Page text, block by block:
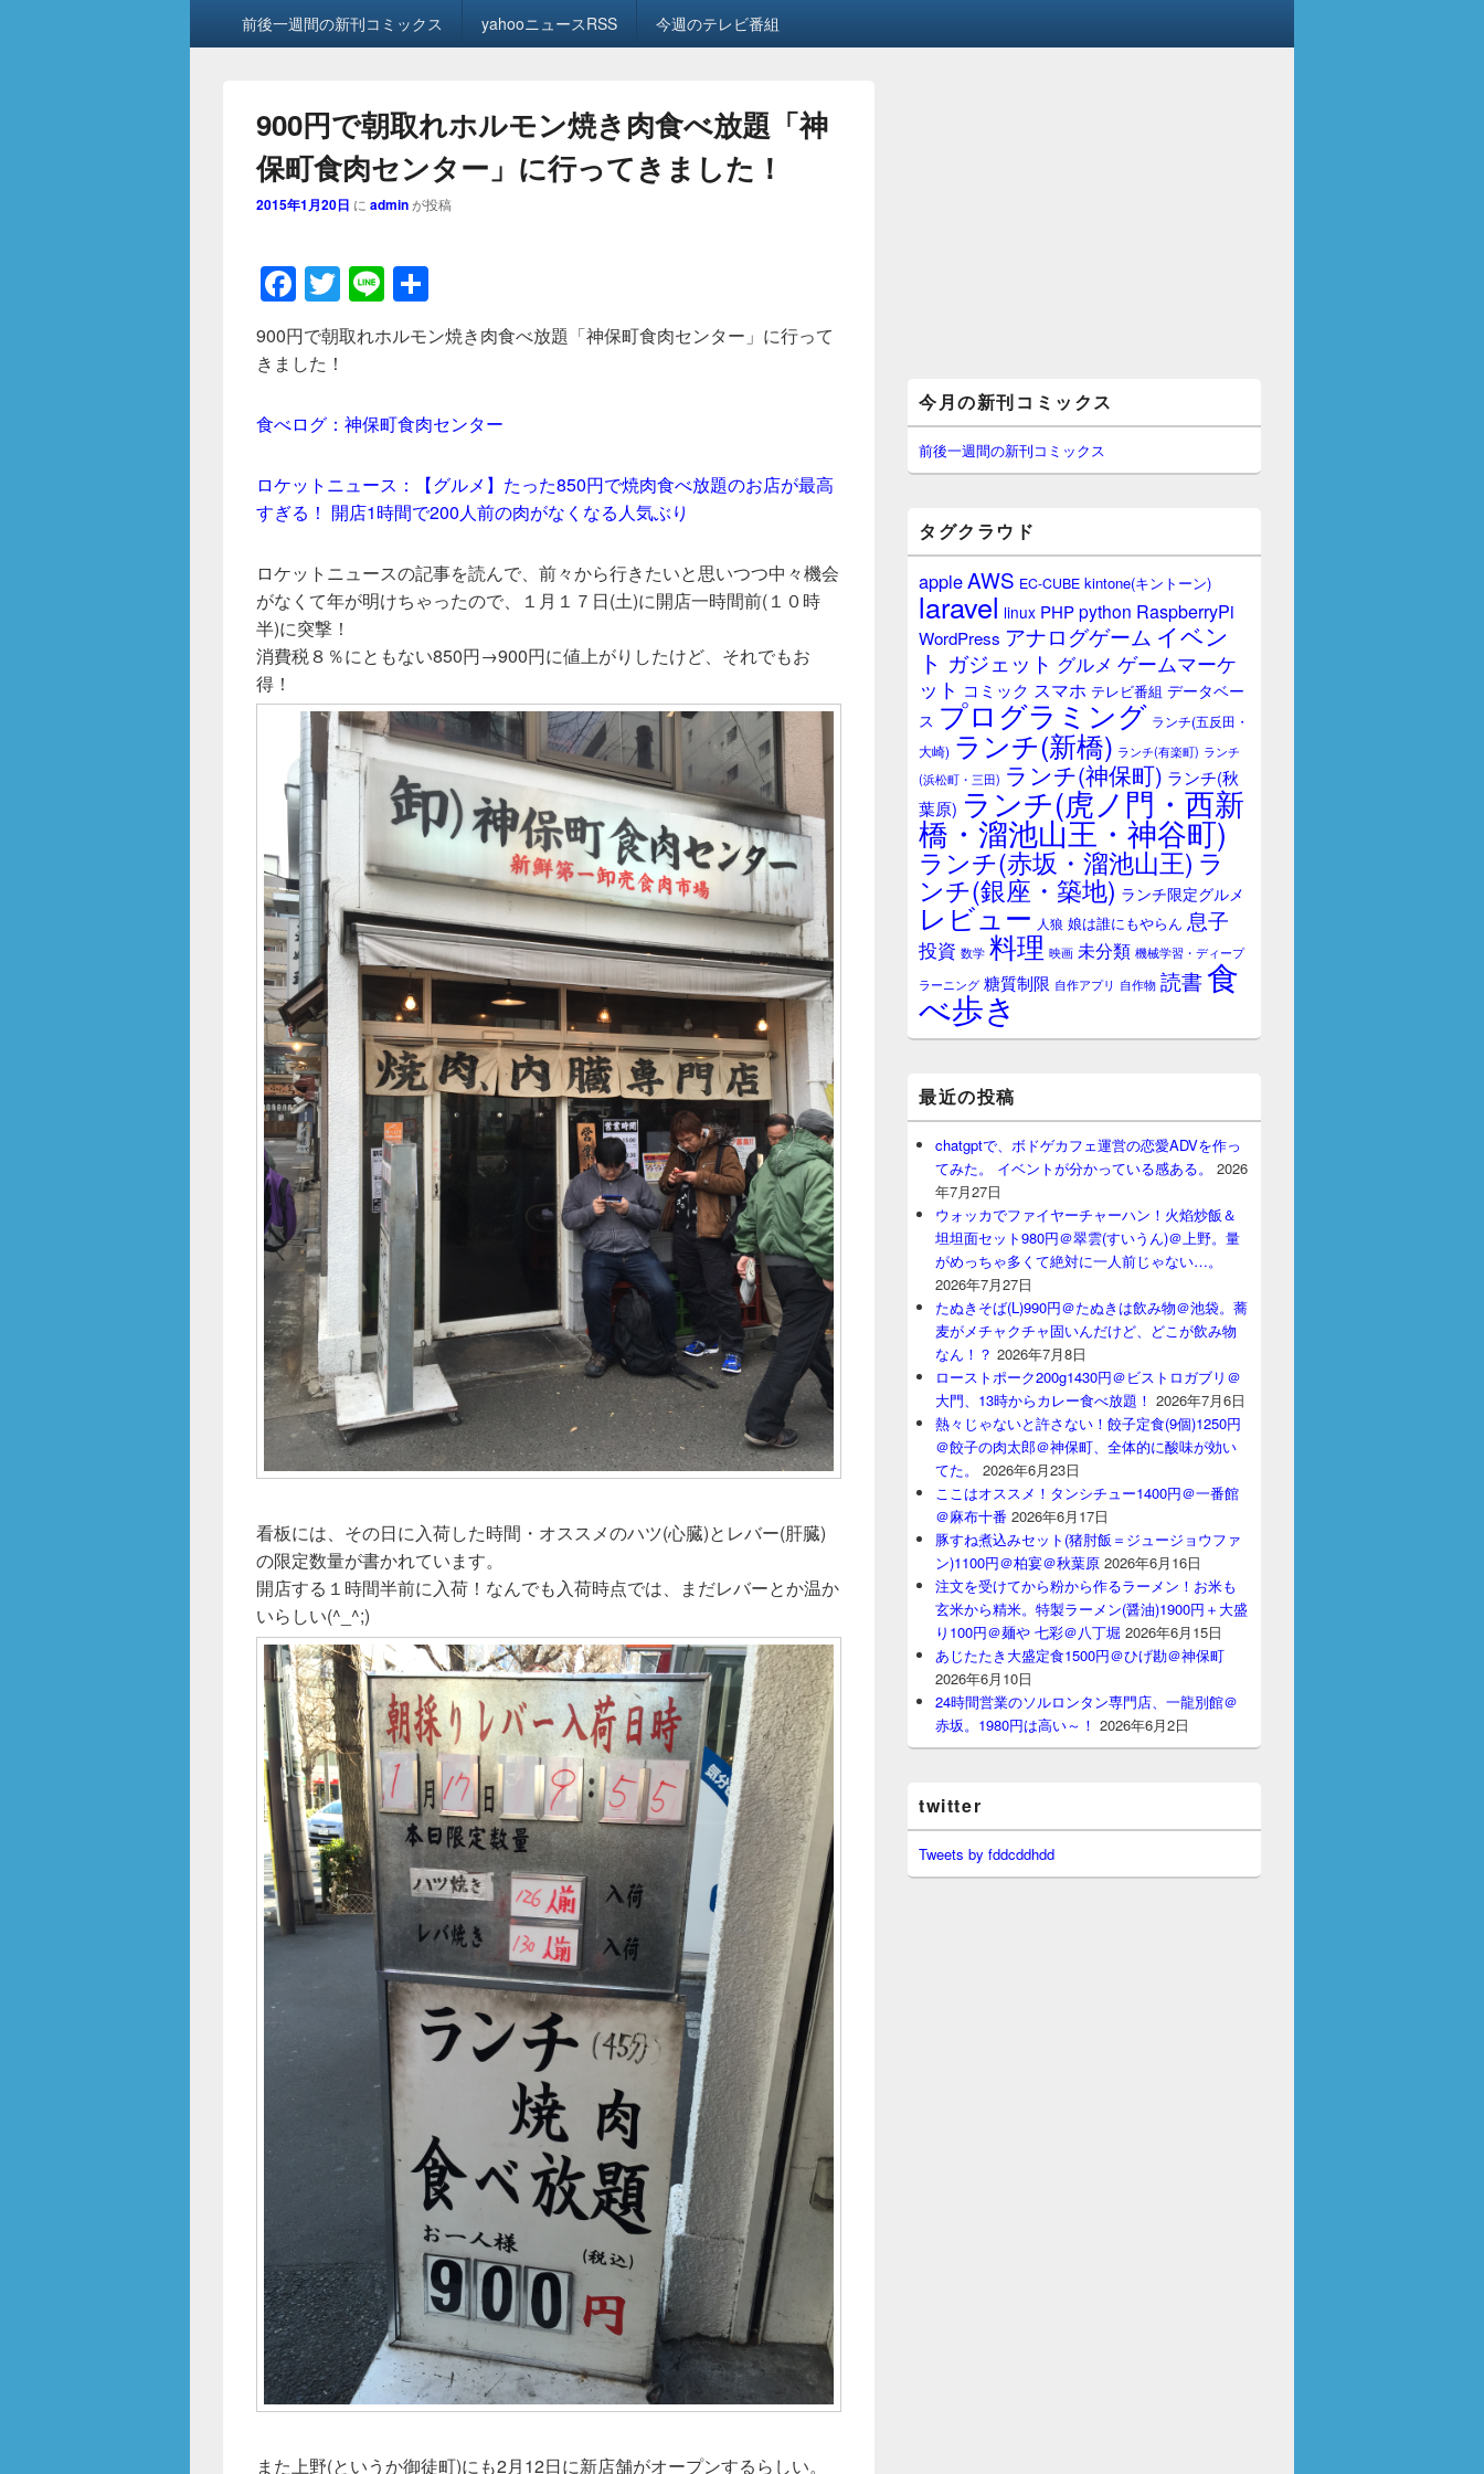
前後一週間の新刊コミックス yahooニュースRSS 今週のテレビ番組
900円で朝取れホルモン焼き肉食べ放題「神
保町食肉センター」に行ってきました！
2015年1月20日 に adminが投稿
F
a
c
e
b
o
k
T
wi
tt
Li
n
e
有
900円で朝取れホルモン焼き肉食べ放題「神保町食肉センター」に行って
きました！
食べログ：神保町食肉センター
ロケットニュース：【グルメ】たった850円で焼肉食べ放題のお店が最高
すぎる！ 開店1時間で200人前の肉がなくなる人気ぶり
ロケットニュースの記事を読んで、前々から行きたいと思いつつ中々機会
がなくて年が明けちゃったので、１月１７日(土)に開店一時間前(１０時
半)に突撃！
消費税８％にともない850円→900円に値上がりしたけど、それでもお
得！
看板には、その日に入荷した時間・オススメのハツ(心臓)とレバー(肝臓)
の限定数量が書かれています。
開店する１時間半前に入荷！なんでも入荷時点では、まだレバーとか温か
いらしい(^_^;)
また上野(というか御徒町)にも2月12日に新店舗がオープンするらしい。
イ
ン
サ
イ
ー
ジ
ッ
ト
今月の新刊コミックス
前後一週間の新刊コミックス
タグクラウド
appleAWS EC-CUBE kintone(キントーン)
laravel linux PHPpython RaspberryPi
WordPress アナログゲーム イベン
ト ガジェット グルメ ゲームマーケ
ット コミック スマホ テレビ番組 データベー
ス プログラミング ランチ(五反田・
大崎) ランチ(新橋) ランチ(有楽町) ランチ
(浜松町・三田) ランチ(神保町) ランチ(秋
葉原) ランチ(虎ノ門・西新
橋・溜池山王・神谷町)
ランチ(赤坂・溜池山王) ラ
ンチ(銀座・築地) ランチ限定グルメ
レビュー 人狼 娘は誰にもやらん 息子
投資 数学 料理 映画 未分類 機械学習・ディープ
ラーニング 糖質制限 自作アプリ 自作物 読書食
べ歩き
最近の投稿
chatgptで、ボドゲカフェ運営の恋愛ADVを作っ
てみた。 イベントが分かっている感ある。
2026
年7月27日
ウォッカでファイヤーチャーハン！火焰炒飯＆
坦坦面セット980円＠翠雲(すいうん)＠上野。量
がめっちゃ多くて絶対に一人前じゃない…。
2026年7月27日
たぬきそば(L)990円＠たぬきは飲み物＠池袋。蕎
麦がメチャクチャ固いんだけど、どこが飲み物
なん！？ 2026年7月8日
ローストポーク200g1430円＠ビストロガブリ＠
大門、13時からカレー食べ放題！ 2026年7月6日
熱々じゃないと許さない！餃子定食(9個)1250円
＠餃子の肉太郎＠神保町、全体的に酸味が効い
てた。
2026年6月23日
ここはオススメ！タンシチュー1400円＠一番館
＠麻布十番 2026年6月17日
豚すね煮込みセット(猪肘飯＝ジュージョウファ
ン)1100円＠柏宴＠秋葉原 2026年6月16日
注文を受けてから粉から作るラーメン！お米も
玄米から精米。特製ラーメン(醤油)1900円＋大盛
り100円＠麺や 七彩＠八丁堀 2026年6月15日
あじたたき大盛定食1500円＠ひげ勘＠神保町
2026年6月10日
24時間営業のソルロンタン専門店、一龍別館＠
赤坂。1980円は高い～！ 2026年6月2日
twitter
Tweets by fddcddhdd